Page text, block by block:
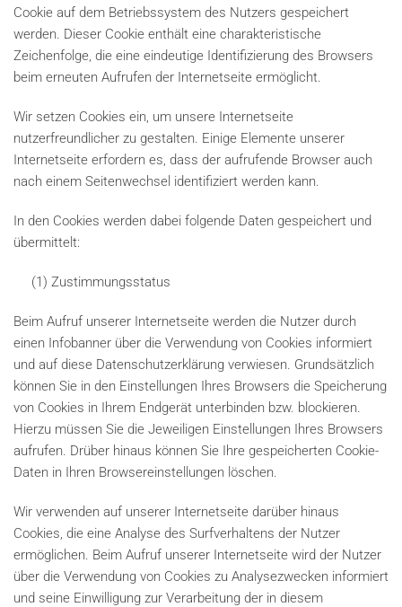
Cookie auf dem Betriebssystem des Nutzers gespeichert
werden. Dieser Cookie enthält eine charakteristische
Zeichenfolge, die eine eindeutige Identifizierung des Browsers
beim erneuten Aufrufen der Internetseite ermöglicht.
Wir setzen Cookies ein, um unsere Internetseite
nutzerfreundlicher zu gestalten. Einige Elemente unserer
Internetseite erfordern es, dass der aufrufende Browser auch
nach einem Seitenwechsel identifiziert werden kann.
In den Cookies werden dabei folgende Daten gespeichert und
übermittelt:
(1) Zustimmungsstatus
Beim Aufruf unserer Internetseite werden die Nutzer durch
einen Infobanner über die Verwendung von Cookies informiert
und auf diese Datenschutzerklärung verwiesen. Grundsätzlich
können Sie in den Einstellungen Ihres Browsers die Speicherung
von Cookies in Ihrem Endgerät unterbinden bzw. blockieren.
Hierzu müssen Sie die Jeweiligen Einstellungen Ihres Browsers
aufrufen. Drüber hinaus können Sie Ihre gespeicherten Cookie-
Daten in Ihren Browsereinstellungen löschen.
Wir verwenden auf unserer Internetseite darüber hinaus
Cookies, die eine Analyse des Surfverhaltens der Nutzer
ermöglichen. Beim Aufruf unserer Internetseite wird der Nutzer
über die Verwendung von Cookies zu Analysezwecken informiert
und seine Einwilligung zur Verarbeitung der in diesem